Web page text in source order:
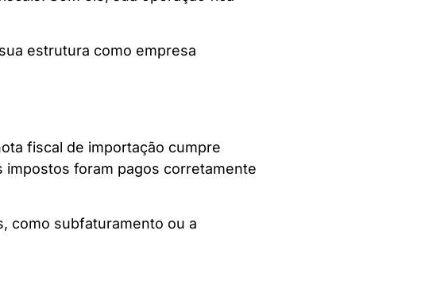
estrutura como empresa
fiscal de importação cumpre
impostos foram pagos corretamente
como subfaturamento ou a